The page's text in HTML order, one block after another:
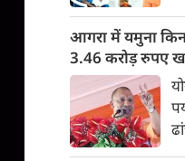
आगरा में यमुना
3.46 करोड़ रुपए
खास सुविधाएं